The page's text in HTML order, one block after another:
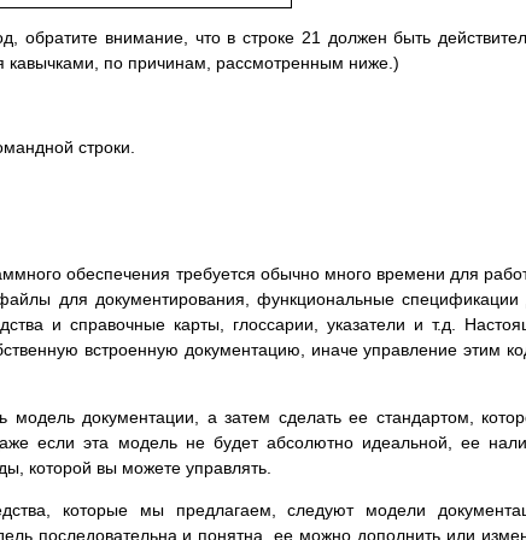
обратите внимание, что в строке 21 должен быть
по причинам, рассмотренным ниже.)
строки.
обеспечения требуется обычно много времени для
для документирования, функциональные спецификации
и справочные карты, глоссарии, указатели и т.д.
встроенную документацию, иначе управление этим
модель документации, а затем сделать ее стандартом,
если эта модель не будет абсолютно идеальной, ее
которой вы можете управлять.
которые мы предлагаем, следуют модели
последовательна и понятна, ее можно дополнить или